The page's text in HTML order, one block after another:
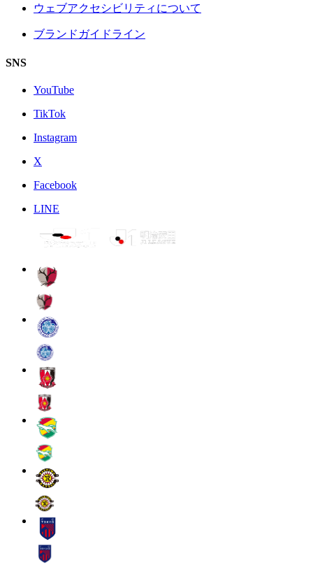
ウェブアクセシビリティについて
ブランドガイドライン
SNS
YouTube
TikTok
Instagram
X
Facebook
LINE